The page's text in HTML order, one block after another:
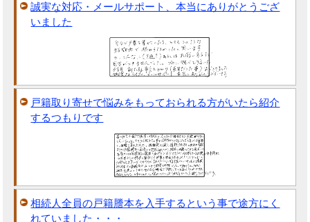
誠実な対応・メールサポート、本当にありがとうござ
いました
戸籍取り寄せで悩みをもっておられる方がいたら紹介
するつもりです
相続人全員の戸籍謄本を入手するという事で途方にく
れていました・・・